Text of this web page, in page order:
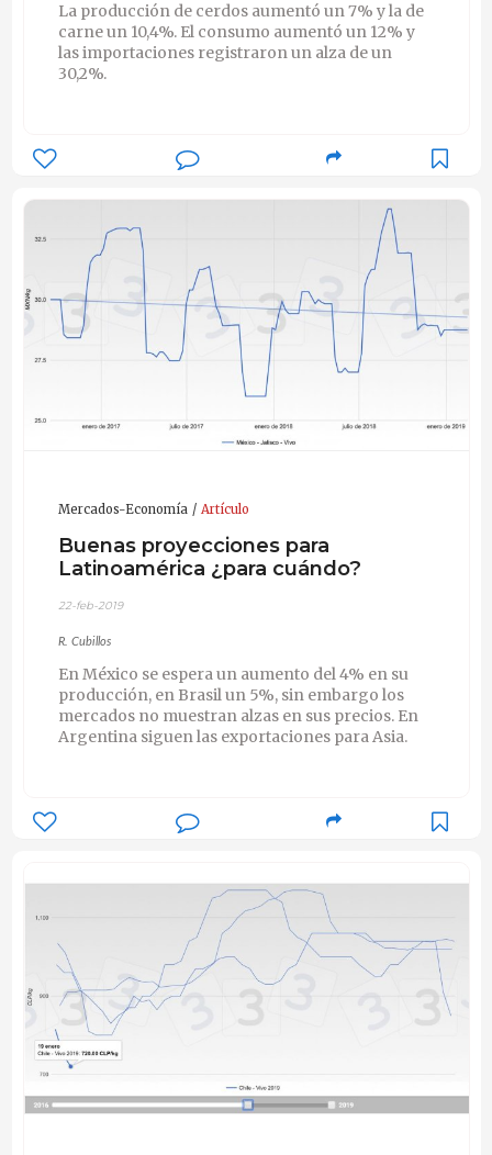
La producción de cerdos aumentó un 7% y la de
carne un 10,4%. El consumo aumentó un 12% y
las importaciones registraron un alza de un
30,2%.
Mercados-Economía Artículo
Buenas proyecciones para
Latinoamérica ¿para cuándo?
22-feb-2019
R. Cubillos
En México se espera un aumento del 4% en su
producción, en Brasil un 5%, sin embargo los
mercados no muestran alzas en sus precios. En
Argentina siguen las exportaciones para Asia.